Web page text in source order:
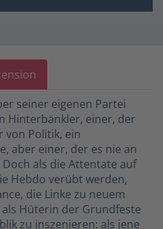
seiner eigenen Partei
Hinterbänkler, einer, der
von Politik, ein
aber einer, der es nie an
als die Attentate auf
Hebdo verübt werden,
die Linke zu neuem
Hüterin der Grundfeste
zu inszenieren: als jene